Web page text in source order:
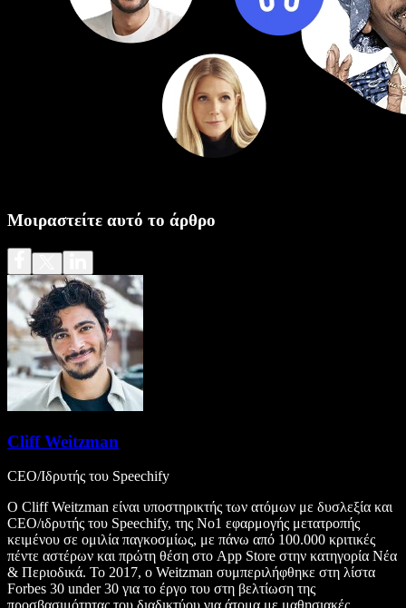
Μοιραστείτε αυτό το άρθρο
Cliff Weitzman
CEO/Ιδρυτής του Speechify
Ο Cliff Weitzman είναι υποστηρικτής των ατόμων με δυσλεξία και
CEO/ιδρυτής του Speechify, της Νο1 εφαρμογής μετατροπής
κειμένου σε ομιλία παγκοσμίως, με πάνω από 100.000 κριτικές
πέντε αστέρων και πρώτη θέση στο App Store στην κατηγορία Νέα
& Περιοδικά. Το 2017, ο Weitzman συμπεριλήφθηκε στη λίστα
Forbes 30 under 30 για το έργο του στη βελτίωση της